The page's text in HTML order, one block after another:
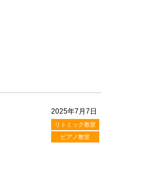
2025年7月7日
リトミック教室
ピアノ教室